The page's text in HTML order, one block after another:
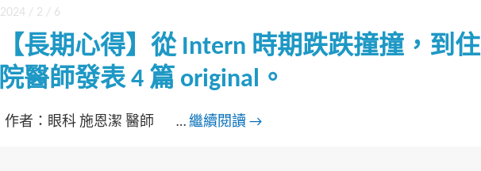
2024 / 2 / 6
【長期心得】從 Intern 時期跌跌撞撞，到住
院醫師發表 4 篇 original。
作者：眼科 施恩潔 醫師 … 繼續閱讀 →